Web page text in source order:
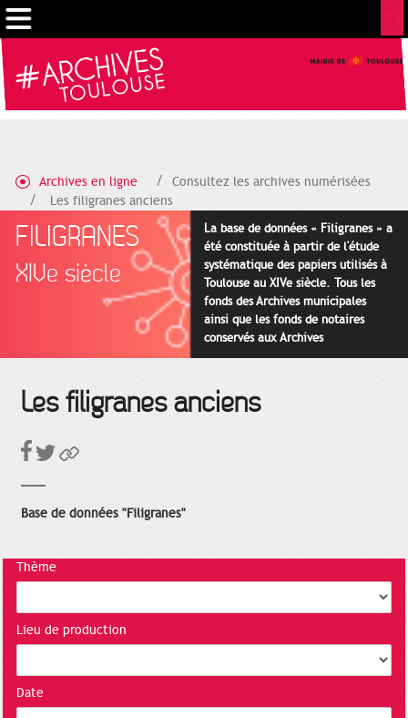
Archives en ligne
Consultez les archives numérisées
Les filigranes anciens
FILIGRANES
XIVe siècle
La base de données « Filigranes » a
été constituée à partir de l'étude
systématique des papiers utilisés à
Toulouse au XIVe siècle. Tous les
fonds des Archives municipales
ainsi que les fonds de notaires
conservés aux Archives
départementales pour cette
Les filigranes anciens
Base de données "Filigranes"
Thème
Lieu de production
Date
Gestion de vos préférences sur les cookies